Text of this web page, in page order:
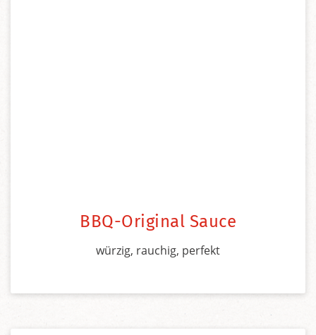
BBQ-Original Sauce
würzig, rauchig, perfekt